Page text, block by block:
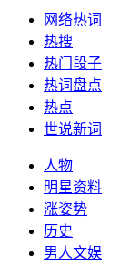
网络热词
热搜
热门段子
热词盘点
热点
世说新词
人物
明星资料
涨姿势
历史
男人文娱